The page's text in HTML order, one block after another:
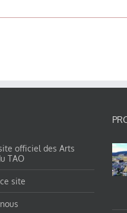
officiel des Arts
TAO
site